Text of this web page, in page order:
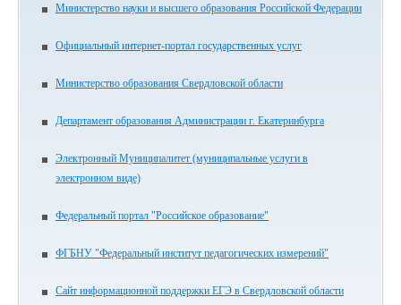
Министерство науки и высшего образования Российской Федерации
Официальный интернет-портал государственных услуг
Министерство образования Свердловской области
Департамент образования Администрации г. Екатеринбурга
Электронный Муниципалитет (муниципальные услуги в
электронном виде)
Федеральный портал "Российское образование"
ФГБНУ "Федеральный институт педагогических измерений"
Сайт информационной поддержки ЕГЭ в Свердловской области